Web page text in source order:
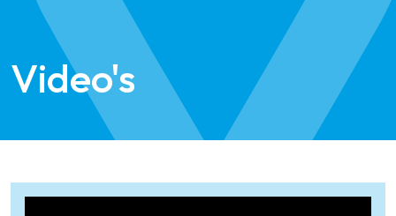
Video's